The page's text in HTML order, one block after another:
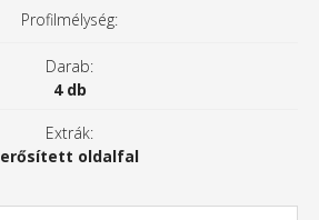
Profilmélység:
Darab:
4 db
Extrák:
erősített oldalfal